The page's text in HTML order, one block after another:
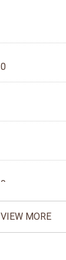
VIEW MORE